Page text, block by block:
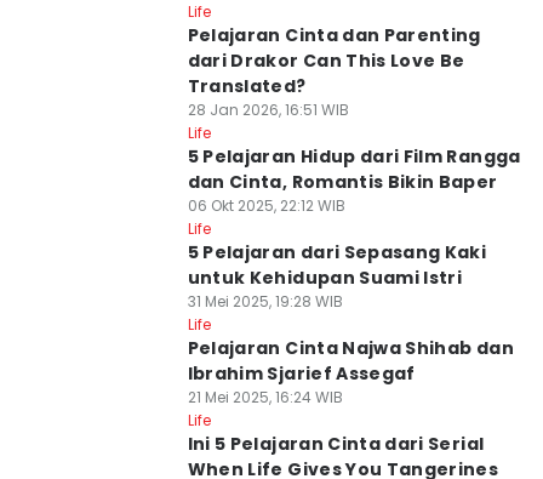
Life
Pelajaran Cinta dan Parenting
dari Drakor Can This Love Be
Translated?
28 Jan 2026, 16:51 WIB
Life
5 Pelajaran Hidup dari Film Rangga
dan Cinta, Romantis Bikin Baper
06 Okt 2025, 22:12 WIB
Life
5 Pelajaran dari Sepasang Kaki
untuk Kehidupan Suami Istri
31 Mei 2025, 19:28 WIB
Life
Pelajaran Cinta Najwa Shihab dan
Ibrahim Sjarief Assegaf
21 Mei 2025, 16:24 WIB
Life
Ini 5 Pelajaran Cinta dari Serial
When Life Gives You Tangerines